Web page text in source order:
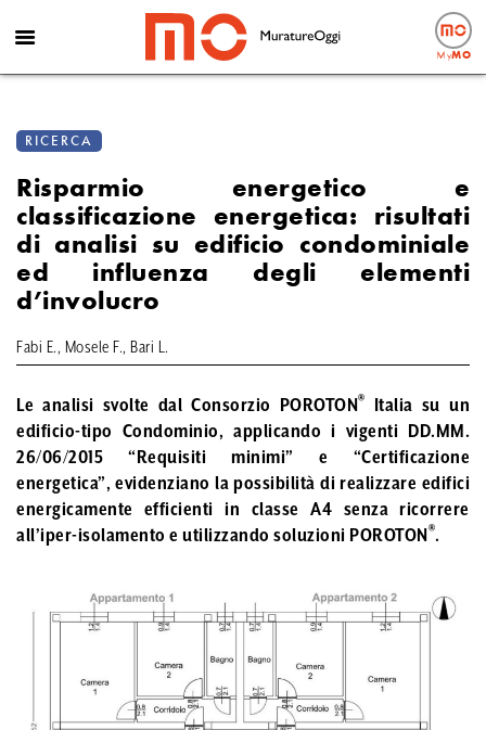
MyMO
RICERCA
Risparmio energetico e
classificazione energetica: risultati
di analisi su edificio condominiale
ed influenza degli elementi
d’involucro
Fabi E., Mosele F., Bari L.
Le analisi svolte dal Consorzio POROTON®
Italia su un
edificio-tipo Condominio, applicando i vigenti DD.MM.
26/06/2015 “Requisiti minimi” e “Certificazione
energetica”, evidenziano la possibilità di realizzare edifici
energicamente efficienti in classe A4 senza ricorrere
all’iper-isolamento e utilizzando soluzioni POROTON®.